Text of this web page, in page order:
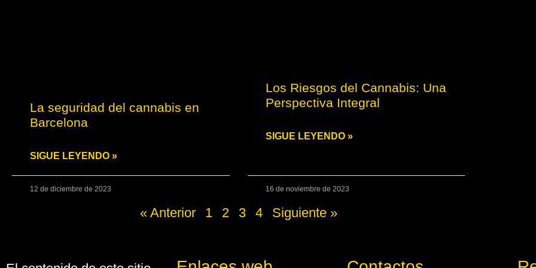
La seguridad del cannabis en
Barcelona
SIGUE LEYENDO »
12 de diciembre de 2023
Los Riesgos del Cannabis: Una
Perspectiva Integral
SIGUE LEYENDO »
16 de noviembre de 2023
« Anterior 1 2 3 4 Siguiente »